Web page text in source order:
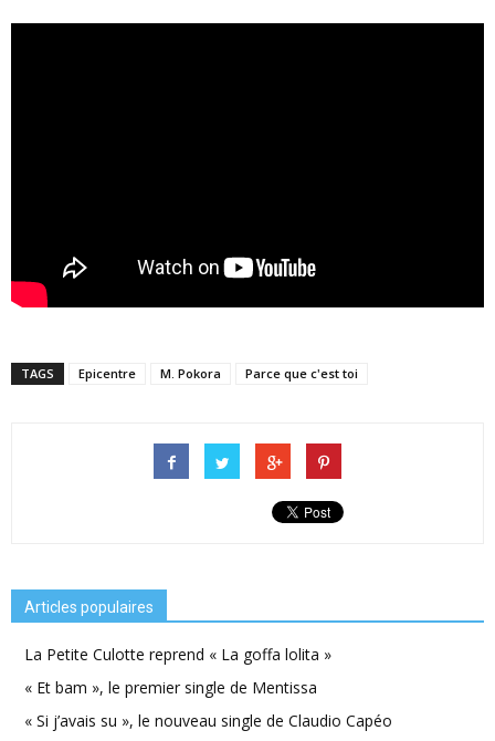
TAGS Epicentre M. Pokora Parce que c'est toi
Articles populaires
La Petite Culotte reprend « La goffa lolita »
« Et bam », le premier single de Mentissa
« Si j’avais su », le nouveau single de Claudio Capéo